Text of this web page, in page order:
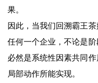
果。
因此，当我们回溯霸王
任何一个企业，不论是
必然是系统性因素共同
局部动作所能实现。